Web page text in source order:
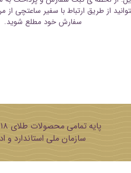
از طریق ارتباط با سفیر ساعتچی
سفارش خود مطلع شوید.
سازمان ملی استاندارد و